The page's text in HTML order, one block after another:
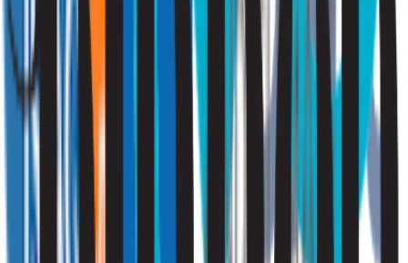
Klik hier
Ik ben zakelijk
Vraag een offerte aan